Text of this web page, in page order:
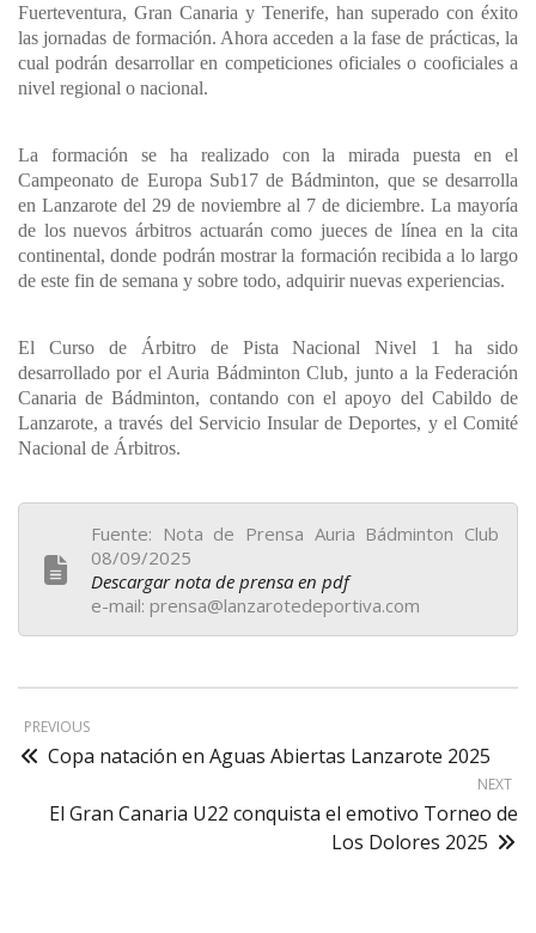
Fuerteventura, Gran Canaria y Tenerife, han superado con éxito
las jornadas de formación. Ahora acceden a la fase de prácticas, la
cual podrán desarrollar en competiciones oficiales o cooficiales a
nivel regional o nacional.
La formación se ha realizado con la mirada puesta en el
Campeonato de Europa Sub17 de Bádminton, que se desarrolla
en Lanzarote del 29 de noviembre al 7 de diciembre. La mayoría
de los nuevos árbitros actuarán como jueces de línea en la cita
continental, donde podrán mostrar la formación recibida a lo largo
de este fin de semana y sobre todo, adquirir nuevas experiencias.
El Curso de Árbitro de Pista Nacional Nivel 1 ha sido
desarrollado por el Auria Bádminton Club, junto a la Federación
Canaria de Bádminton, contando con el apoyo del Cabildo de
Lanzarote, a través del Servicio Insular de Deportes, y el Comité
Nacional de Árbitros.
Fuente: Nota de Prensa Auria Bádminton Club
08/09/2025
Descargar nota de prensa en pdf
e-mail: prensa@lanzarotedeportiva.com
PREVIOUS
Copa natación en Aguas Abiertas Lanzarote 2025
NEXT
El Gran Canaria U22 conquista el emotivo Torneo de
Los Dolores 2025